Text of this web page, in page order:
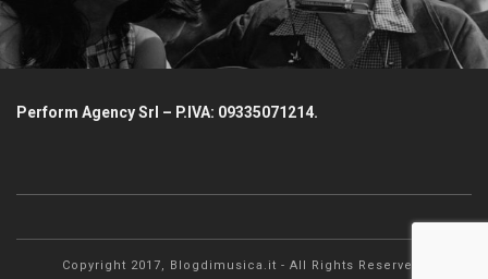
Perform Agency Srl – P.IVA: 09335071214.
Copyright 2017, Blogdimusica.it - All Rights Reserved.